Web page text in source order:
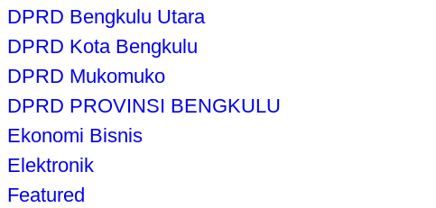
DPRD Bengkulu Utara
DPRD Kota Bengkulu
DPRD Mukomuko
DPRD PROVINSI BENGKULU
Ekonomi Bisnis
Elektronik
Featured